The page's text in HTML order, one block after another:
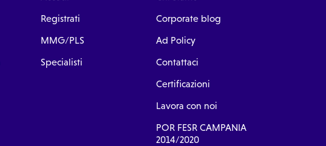
Registrati
MMG/PLS
Specialisti
Corporate blog
Ad Policy
Contattaci
Certificazioni
Lavora con noi
POR FESR CAMPANIA
2014/2020